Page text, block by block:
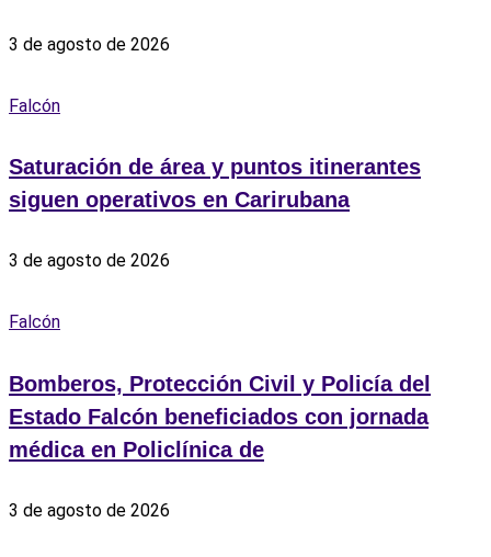
3 de agosto de 2026
Falcón
Saturación de área y puntos itinerantes
siguen operativos en Carirubana
3 de agosto de 2026
Falcón
Bomberos, Protección Civil y Policía del
Estado Falcón beneficiados con jornada
médica en Policlínica de
3 de agosto de 2026